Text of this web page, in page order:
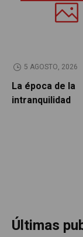
5 AGOSTO, 2026
La época de la
intranquilidad
Últimas